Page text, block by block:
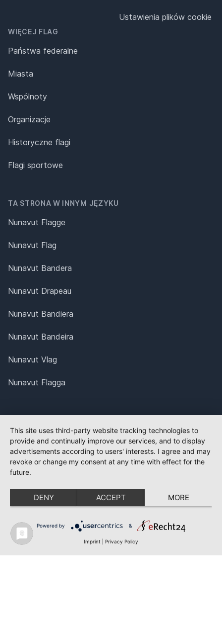
WIĘCEJ FLAG
Państwa federalne
Miasta
Wspólnoty
Organizacje
Historyczne flagi
Flagi sportowe
Ustawienia plików cookie
TA STRONA W INNYM JĘZYKU
Nunavut Flagge
Nunavut Flag
Nunavut Bandera
Nunavut Drapeau
Nunavut Bandiera
Nunavut Bandeira
Nunavut Vlag
Nunavut Flagga
This site uses third-party website tracking technologies to
provide and continually improve our services, and to display
advertisements according to users' interests. I agree and may
revoke or change my consent at any time with effect for the
future.
DENY ACCEPT MORE
Powered by &
Imprint Privacy Policy